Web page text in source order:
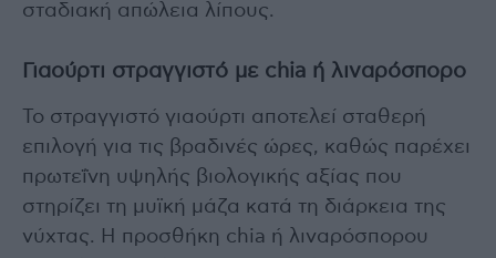
σταδιακή απώλεια λίπους.
Γιαούρτι στραγγιστό με chia ή λιναρόσπορο
Το στραγγιστό γιαούρτι αποτελεί σταθερή
επιλογή για τις βραδινές ώρες, καθώς παρέχει
πρωτεΐνη υψηλής βιολογικής αξίας που
στηρίζει τη μυϊκή μάζα κατά τη διάρκεια της
νύχτας. Η προσθήκη chia ή λιναρόσπορου